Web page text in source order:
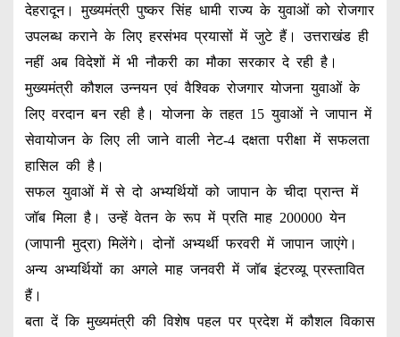
देहरादून। मुख्यमंत्री पुष्कर सिंह धामी राज्य के युवाओं को रोजगार
उपलब्ध कराने के लिए हरसंभव प्रयासों में जुटे हैं। उत्तराखंड ही
नहीं अब विदेशों में भी नौकरी का मौका सरकार दे रही है।
मुख्यमंत्री कौशल उन्नयन एवं वैश्विक रोजगार योजना युवाओं के
लिए वरदान बन रही है। योजना के तहत 15 युवाओं ने जापान में
सेवायोजन के लिए ली जाने वाली नेट-4 दक्षता परीक्षा में सफलता
हासिल की है।
सफल युवाओं में से दो अभ्यर्थियों को जापान के चीदा प्रान्त में
जॉब मिला है। उन्हें वेतन के रूप में प्रति माह 200000 येन
(जापानी मुद्रा) मिलेंगे। दोनों अभ्यर्थी फरवरी में जापान जाएंगे।
अन्य अभ्यर्थियों का अगले माह जनवरी में जॉब इंटरव्यू प्रस्तावित
हैं।
बता दें कि मुख्यमंत्री की विशेष पहल पर प्रदेश में कौशल विकास